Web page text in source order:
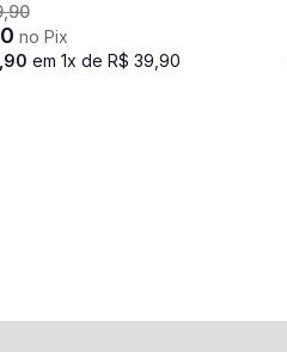
,90
no Pix
,90 em 1x de R$ 39,90